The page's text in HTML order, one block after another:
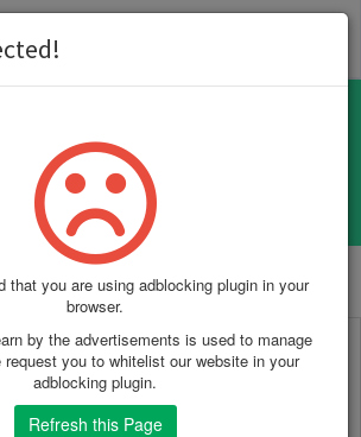
that you are using adblocking plugin in your
browser.
by the advertisements is used to manage
you to whitelist our website in your
adblocking plugin.
Refresh this Page